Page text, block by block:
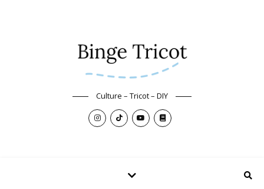
Culture – Tricot – DIY